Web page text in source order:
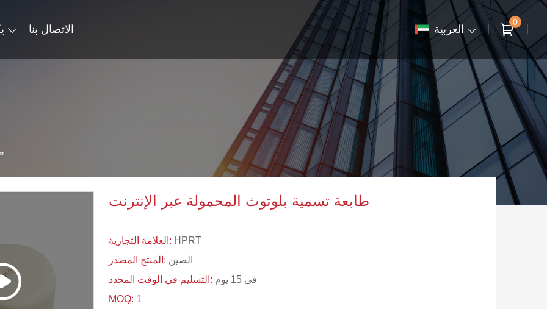
الاتصال بنا العربية
0
طابعة تسمية بلوتوث المحمولة عبر الإنترنت
العلامة التجارية: HPRT
المنتج المصدر: الصين
التسليم في الوقت المحدد:
في 15 يوم
MOQ: 1